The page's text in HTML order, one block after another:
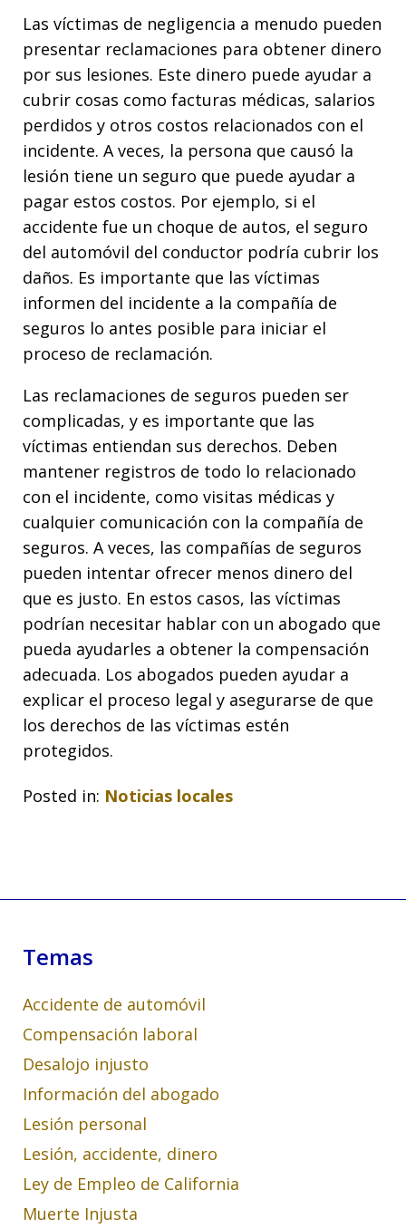
Las víctimas de negligencia a menudo pueden
presentar reclamaciones para obtener dinero
por sus lesiones. Este dinero puede ayudar a
cubrir cosas como facturas médicas, salarios
perdidos y otros costos relacionados con el
incidente. A veces, la persona que causó la
lesión tiene un seguro que puede ayudar a
pagar estos costos. Por ejemplo, si el
accidente fue un choque de autos, el seguro
del automóvil del conductor podría cubrir los
daños. Es importante que las víctimas
informen del incidente a la compañía de
seguros lo antes posible para iniciar el
proceso de reclamación.
Las reclamaciones de seguros pueden ser
complicadas, y es importante que las
víctimas entiendan sus derechos. Deben
mantener registros de todo lo relacionado
con el incidente, como visitas médicas y
cualquier comunicación con la compañía de
seguros. A veces, las compañías de seguros
pueden intentar ofrecer menos dinero del
que es justo. En estos casos, las víctimas
podrían necesitar hablar con un abogado que
pueda ayudarles a obtener la compensación
adecuada. Los abogados pueden ayudar a
explicar el proceso legal y asegurarse de que
los derechos de las víctimas estén
protegidos.
Posted in: Noticias locales
Temas
Accidente de automóvil
Compensación laboral
Desalojo injusto
Información del abogado
Lesión personal
Lesión, accidente, dinero
Ley de Empleo de California
Muerte Injusta